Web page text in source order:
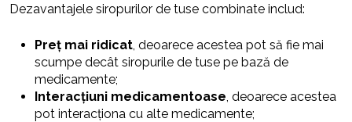
Dezavantajele siropurilor de tuse combinate includ:
Preț mai ridicat , deoarece acestea pot să fie mai
scumpe decât siropurile de tuse pe bază de
medicamente;
Interacțiuni medicamentoase , deoarece acestea
pot interacționa cu alte medicamente;